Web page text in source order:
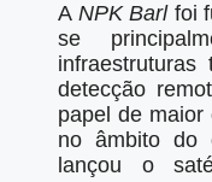
A NPK Barlfoi
se
detecção
papel de maior
no âmbito do
lançou o